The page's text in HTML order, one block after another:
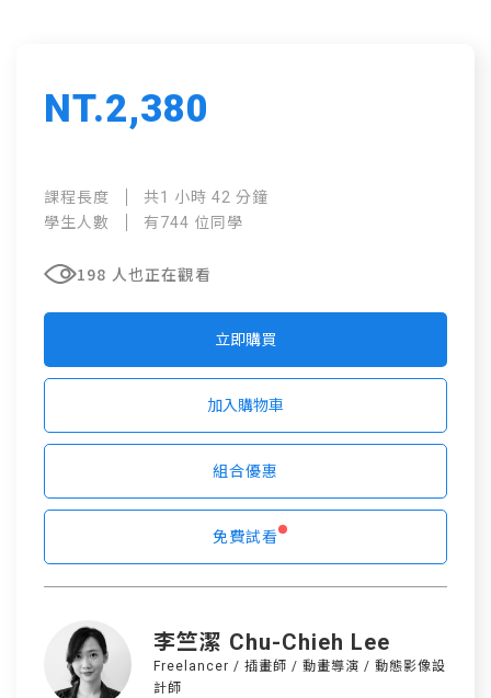
NT.2,380
課程長度
共1 小時 42 分鐘
學生人數
有744 位同學
198 人也正在觀看
立即購買
加入購物車
組合優惠
免費試看
李竺潔 Chu-Chieh Lee
Freelancer / 插畫師 / 動畫導演 / 動態影像設
計師